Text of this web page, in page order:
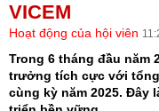
VICEM
Hoạt động của hội viên
Trong 6 tháng đầu năm
trưởng tích cực với tổng
cùng kỳ năm 2025. Đây